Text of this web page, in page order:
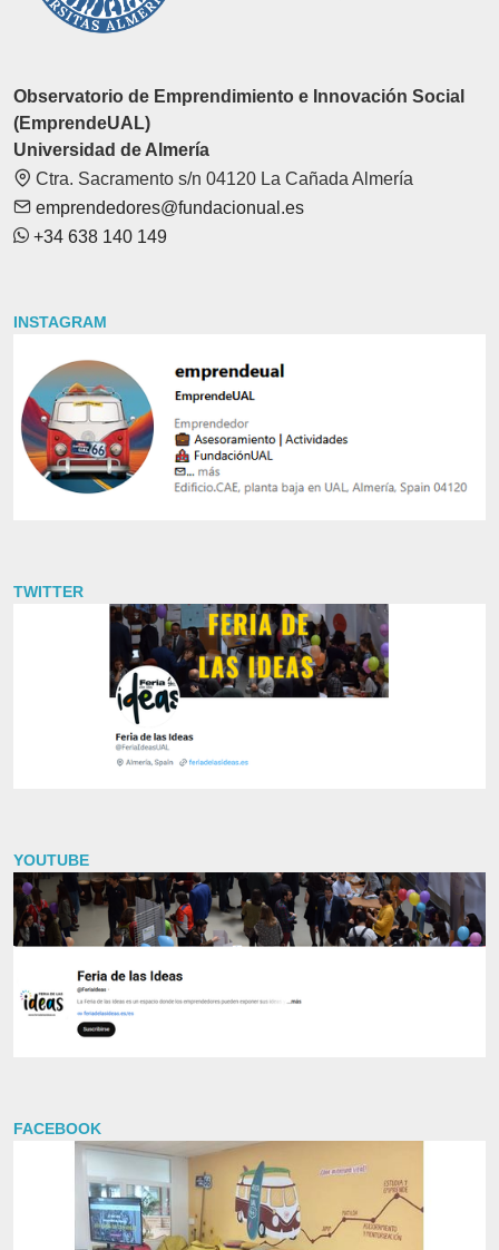
Observatorio de Emprendimiento e Innovación Social
(EmprendeUAL)
Universidad de Almería
Ctra. Sacramento s/n 04120 La Cañada Almería
emprendedores@fundacionual.es
+34 638 140 149
INSTAGRAM
TWITTER
YOUTUBE
FACEBOOK